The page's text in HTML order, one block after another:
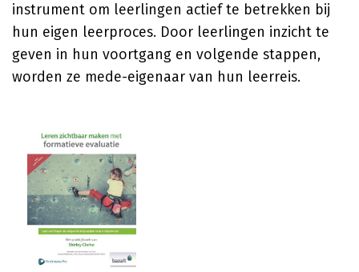
instrument om leerlingen actief te betrekken bij
hun eigen leerproces. Door leerlingen inzicht te
geven in hun voortgang en volgende stappen,
worden ze mede-eigenaar van hun leerreis.